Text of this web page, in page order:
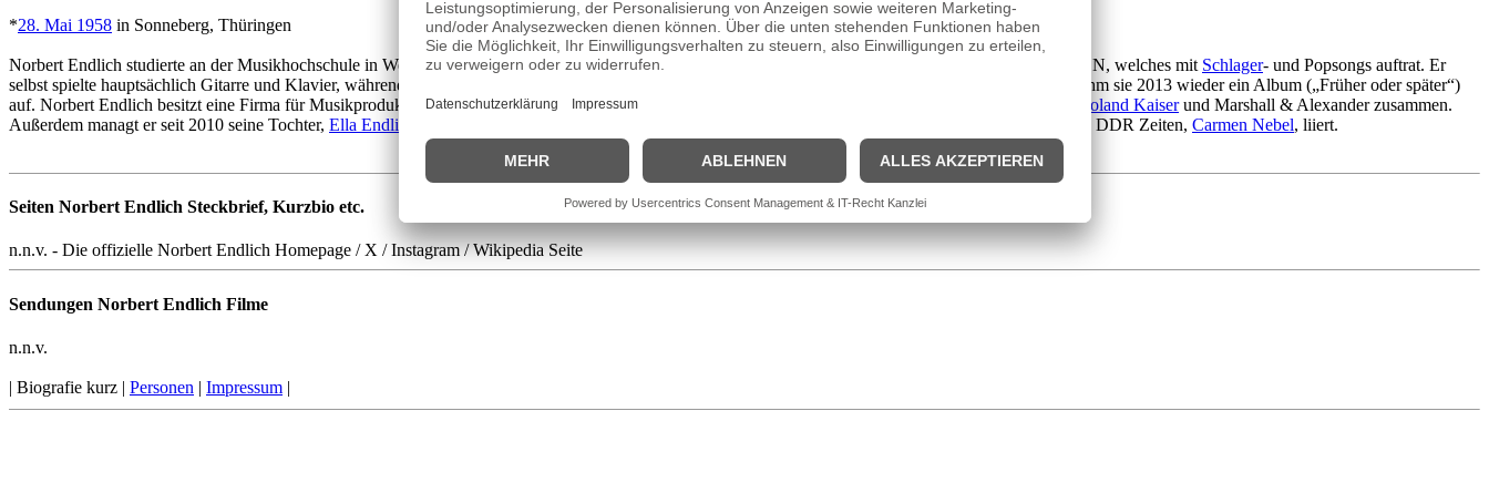
*28. Mai 1958 in Sonneberg, Thüringen
Norbert Endlich studierte an der Musikhochschule in Weimar und gründete noch während des Studiums mit Holger Flesch 1978 das ostdeutsche Duo H & N, welches mit Schlager- und Popsongs auftrat. Er
selbst spielte hauptsächlich Gitarre und Klavier, während Holger Flesch den Gesangspart übernahm. Obwohl sich die Gruppe zehn Jahre später trennte, nahm sie 2013 wieder ein Album („Früher oder später“)
auf. Norbert Endlich besitzt eine Firma für Musikproduktionen und komponiert unter anderem Film- und Fernsehmusik. Er arbeitete auch erfolgreich mit
Roland Kaiserund Marshall & Alexander zusammen.
Außerdem managt er seit 2010 seine Tochter, Ella Endlich wieder mit seiner Jugendliebe aus DDR Zeiten, Carmen Nebel, liiert.
Seiten Norbert Endlich Steckbrief, Kurzbio etc.
n.n.v. - Die offizielle Norbert Endlich Homepage / X / Instagram / Wikipedia Seite
Sendungen Norbert Endlich Filme
n.n.v.
| Biografie kurz | Personen | Impressum |